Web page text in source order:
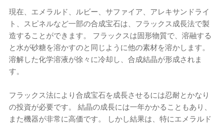
現在、エメラルド、ルビー、サファイア、アレキサンドライ
ト、スピネルなど一部の合成宝石は、フラックス成長法で製
造することができます。 フラックスは固形物質で、溶融する
と水が砂糖を溶かすのと同じように他の素材を溶かします。
溶解した化学溶液が徐々に冷却し、合成結晶が形成されま
す。
フラックス法により合成宝石を成長させるには忍耐とかなり
の投資が必要です。 結晶の成長には一年かかることもあり、
また機器が非常に高価です。 しかし結果は、特にエメラルド